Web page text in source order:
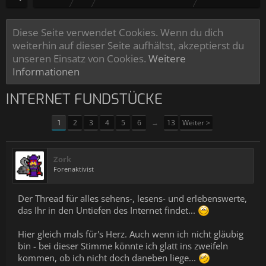
Diese Seite verwendet Cookies. Wenn du dich
weiterhin auf dieser Seite aufhältst, akzeptierst du
unseren Einsatz von Cookies. Weitere
Informationen
INTERNET FUNDSTÜCKE
1 2 3 4 5 6 → 13 Weiter >
Zork
Forenaktivist
Der Thread für alles sehens-, lesens- und erlebenswerte,
das Ihr in den Untiefen des Internet findet...
Hier gleich mals für's Herz. Auch wenn ich nicht gläubig
bin - bei dieser Stimme könnte ich glatt ins zweifeln
kommen, ob ich nicht doch daneben liege...